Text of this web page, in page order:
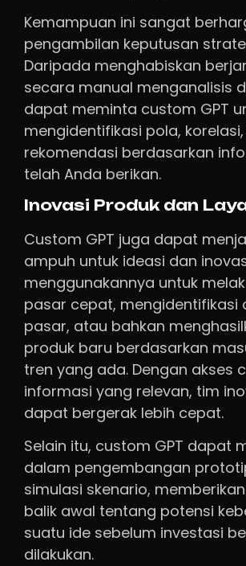
Kemampuan ini sangat
pengambilan keputusan
Daripada menghabiskan
secara manual menganalisis
dapat meminta custom GPT
mengidentifikasi pola,
rekomendasi berdasarkan
telah Anda berikan.
Inovasi Produk dan
Custom GPT juga dapat
ampuh untuk ideasi dan
menggunakannya untuk
pasar cepat, mengidentifikasi
pasar, atau bahkan
produk baru berdasarkan
tren yang ada. Dengan akses
informasi yang relevan, tim
dapat bergerak lebih cepat.
Selain itu, custom GPT dapat
dalam pengembangan
simulasi skenario,
balik awal tentang potensi
suatu ide sebelum investasi
dilakukan.